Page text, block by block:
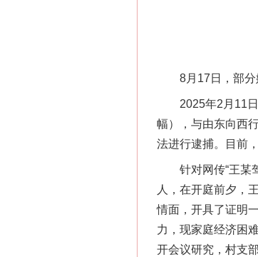
8月17日，部分媒
2025年2月11日
幅），与由东向西
法进行逮捕。目前
针对网传“王某驾
人，在开庭前夕，
情面，开具了证明
力，现家庭经济困
开会议研究，村支